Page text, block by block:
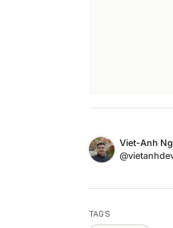
AuthorsName
Viet-Anh
Twitter
TAGS